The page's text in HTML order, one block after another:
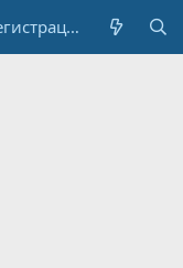
Регистрация